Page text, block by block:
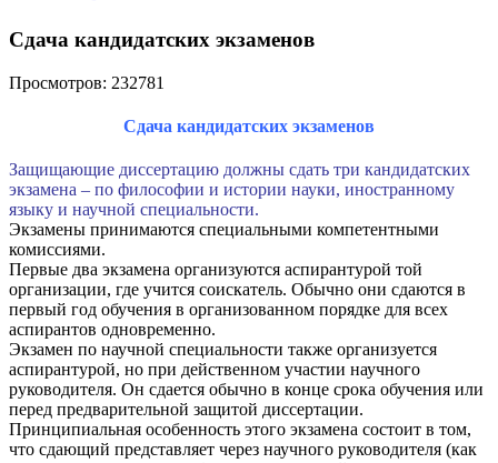
Сдача кандидатских экзаменов
Просмотров: 232781
Сдача кандидатских экзаменов
Защищающие диссертацию должны сдать три кандидатских
экзамена – по философии и истории науки, иностранному
языку и научной специальности.
Экзамены принимаются специальными компетентными
комиссиями.
Первые два экзамена организуются аспирантурой той
организации, где учится соискатель. Обычно они сдаются в
первый год обучения в организованном порядке для всех
аспирантов одновременно.
Экзамен по научной специальности также организуется
аспирантурой, но при действенном участии научного
руководителя. Он сдается обычно в конце срока обучения или
перед предварительной защитой диссертации.
Принципиальная особенность этого экзамена состоит в том,
что сдающий представляет через научного руководителя (как